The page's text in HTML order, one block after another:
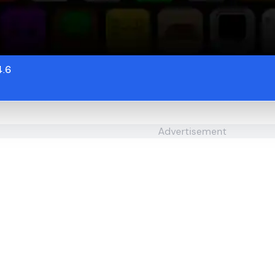
Advertisement